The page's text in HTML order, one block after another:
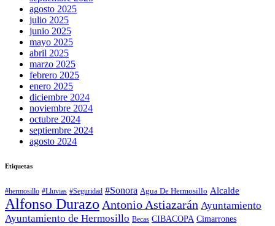
agosto 2025
julio 2025
junio 2025
mayo 2025
abril 2025
marzo 2025
febrero 2025
enero 2025
diciembre 2024
noviembre 2024
octubre 2024
septiembre 2024
agosto 2024
Etiquetas
#hermosillo #Lluvias #Seguridad #Sonora Agua De Hermosillo Alcalde
Alfonso Durazo Antonio Astiazarán Ayuntamiento
Ayuntamiento de Hermosillo Becas CIBACOPA Cimarrones